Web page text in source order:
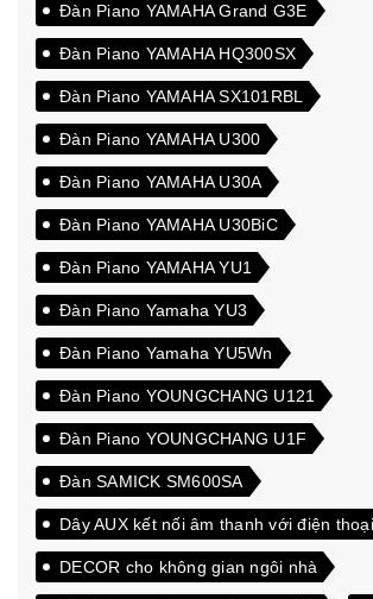
Đàn Piano YAMAHA Grand G3E
Đàn Piano YAMAHA HQ300SX
Đàn Piano YAMAHA SX101RBL
Đàn Piano YAMAHA U300
Đàn Piano YAMAHA U30A
Đàn Piano YAMAHA U30BiC
Đàn Piano YAMAHA YU1
Đàn Piano Yamaha YU3
Đàn Piano Yamaha YU5Wn
Đàn Piano YOUNGCHANG U121
Đàn Piano YOUNGCHANG U1F
Đàn SAMICK SM600SA
Dây AUX kết nối âm thanh với điện thoại
DECOR cho không gian ngôi nhà